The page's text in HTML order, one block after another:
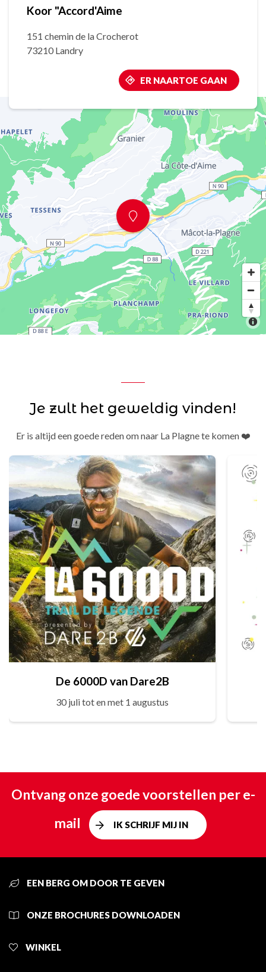
Koor "Accord'Aime
151 chemin de la Crocherot
73210 Landry
ER NAARTOE GAAN
Je zult het geweldig vinden!
Er is altijd een goede reden om naar La Plagne te komen ❤️
De 6000D van Dare2B
30 juli tot en met 1 augustus
Ontvang onze goede voorstellen per e-
mail
IK SCHRIJF MIJ IN
EEN BERG OM DOOR TE GEVEN
ONZE BROCHURES DOWNLOADEN
WINKEL